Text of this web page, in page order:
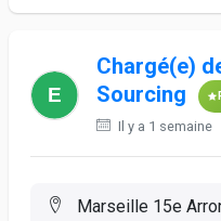
Chargé(e)
Sourcing
Il y a 1 semaine
Marseille 15e